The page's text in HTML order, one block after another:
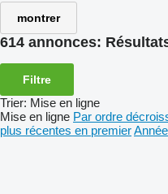
montrer
614 annonces:
Filtre
Trier: Mise en ligne
Mise en ligne Par ordre
plus récentes en premier